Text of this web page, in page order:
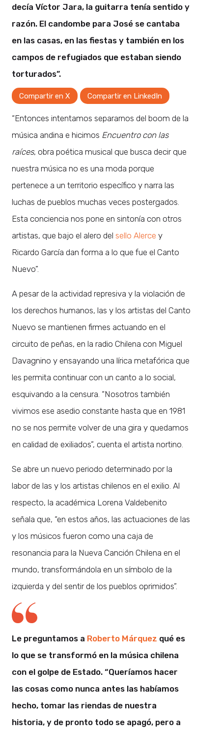
decía Víctor Jara, la guitarra tenía sentido y
razón. El candombe para José se cantaba
en las casas, en las fiestas y también en los
campos de refugiados que estaban siendo
torturados”.
Compartir en X Compartir en LinkedIn
“Entonces intentamos separarnos del boom de la
música andina e hicimos Encuentro con las
raíces, obra poética musical que busca decir que
nuestra música no es una moda porque
pertenece a un territorio específico y narra las
luchas de pueblos muchas veces postergados.
Esta conciencia nos pone en sintonía con otros
artistas, que bajo el alero del sello Alerce y
Ricardo García dan forma a lo que fue el Canto
Nuevo”.
A pesar de la actividad represiva y la violación de
los derechos humanos, las y los artistas del Canto
Nuevo se mantienen firmes actuando en el
circuito de peñas, en la radio Chilena con Miguel
Davagnino y ensayando una lírica metafórica que
les permita continuar con un canto a lo social,
esquivando a la censura. “Nosotros también
vivimos ese asedio constante hasta que en 1981
no se nos permite volver de una gira y quedamos
en calidad de exiliados”, cuenta el artista nortino.
Se abre un nuevo periodo determinado por la
labor de las y los artistas chilenos en el exilio. Al
respecto, la académica Lorena Valdebenito
señala que, “en estos años, las actuaciones de las
y los músicos fueron como una caja de
resonancia para la Nueva Canción Chilena en el
mundo, transformándola en un símbolo de la
izquierda y del sentir de los pueblos oprimidos”.
Le preguntamos a Roberto Márquez qué es
lo que se transformó en la música chilena
con el golpe de Estado. “Queríamos hacer
las cosas como nunca antes las habíamos
hecho, tomar las riendas de nuestra
historia, y de pronto todo se apagó, pero a